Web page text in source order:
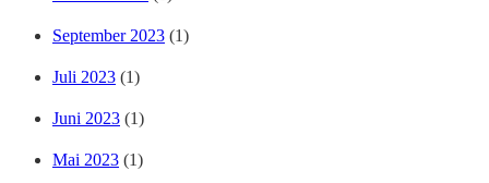
September 2023 (1)
Juli 2023 (1)
Juni 2023 (1)
Mai 2023 (1)